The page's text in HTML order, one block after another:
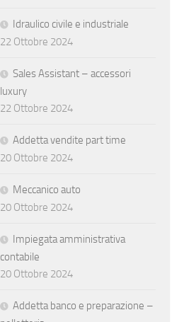
Idraulico civile e industriale
22 Ottobre 2024
Sales Assistant – accessori
luxury
22 Ottobre 2024
Addetta vendite part time
20 Ottobre 2024
Meccanico auto
20 Ottobre 2024
Impiegata amministrativa
contabile
20 Ottobre 2024
Addetta banco e preparazione –